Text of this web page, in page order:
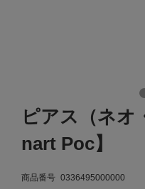
ピアス（ネオ
nart Poc】
商品番号 0336495000000